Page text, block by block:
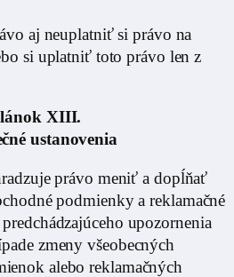
aj neuplatniť si právo na
si uplatniť toto právo len z
XIII.
ustanovenia
právo meniť a dopĺňať
podmienky a reklamačné
upozornenia
zmeny všeobecných
alebo reklamačných